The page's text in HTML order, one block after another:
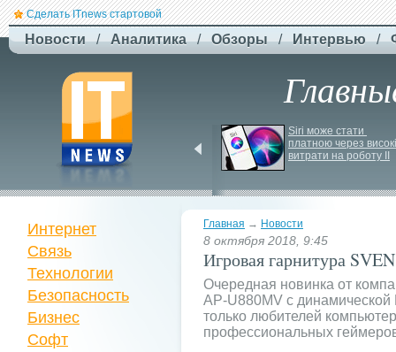
Сделать ITnews стартовой
Новости / Аналитика / Обзоры / Интервью /
виробництво ракет для
Patriot
Siri може стати
платною через високі
витрати на роботу ІІ
Главная → Новости
8 октября 2018, 9:45
Игровая гарнитура
Очередная новинка от
AP-U880MV с динамической
только любителей
профессиональных
Интернет
Связь
Технологии
Безопасность
Бизнес
Софт